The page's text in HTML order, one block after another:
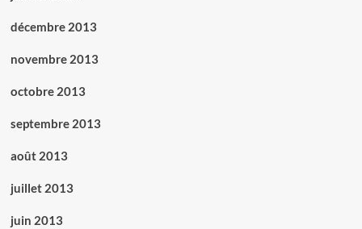
décembre 2013
novembre 2013
octobre 2013
septembre 2013
août 2013
juillet 2013
juin 2013